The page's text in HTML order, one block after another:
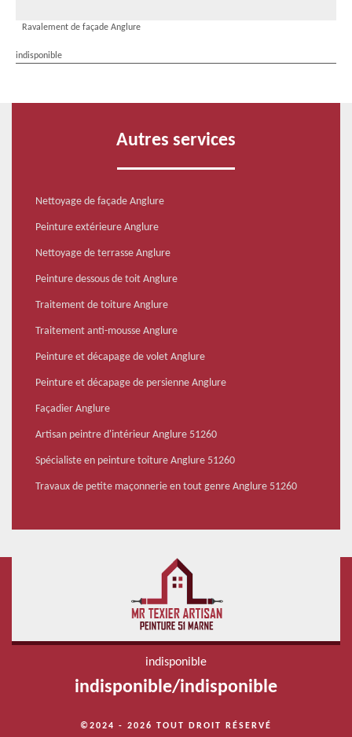
Ravalement de façade Anglure
indisponible
Autres services
Nettoyage de façade Anglure
Peinture extérieure Anglure
Nettoyage de terrasse Anglure
Peinture dessous de toit Anglure
Traitement de toiture Anglure
Traitement anti-mousse Anglure
Peinture et décapage de volet Anglure
Peinture et décapage de persienne Anglure
Façadier Anglure
Artisan peintre d'intérieur Anglure 51260
Spécialiste en peinture toiture Anglure 51260
Travaux de petite maçonnerie en tout genre Anglure 51260
indisponible
indisponible/indisponible
©2024 - 2026 TOUT DROIT RÉSERVÉ